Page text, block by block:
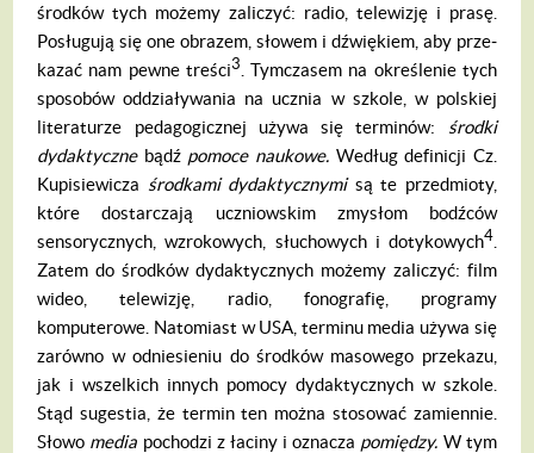
środków tych możemy zaliczyć: radio, telewizję i prasę.
Posługują się one obrazem, słowem i dźwiękiem, aby prze­
kazać nam pewne treści3
. Tymczasem na określenie tych
sposobów oddziaływania na ucznia w szkole, w polskiej
literaturze pedago­gicznej używa się terminów: środki
dydaktycz­ne bądź pomoce naukowe. Według definicji Cz.
Kupisiewicza środkami dydaktycznymi są te przedmioty,
które dostarczają uczniowskim zmysłom bodźców
sensorycznych, wzroko­wych, słuchowych i dotykowych4.
Zatem do środków dydaktycznych możemy zaliczyć: film
wideo, telewizję, radio, fonografię, progra­my
komputerowe. Natomiast w USA, terminu media używa się
zarówno w odniesieniu do środków masowego przekazu,
jak i wszelkich innych pomocy dydaktycznych w szkole.
Stąd sugestia, że termin ten można stosować za­miennie.
Słowo media pochodzi z łaciny i oznacza pomiędzy. W tym